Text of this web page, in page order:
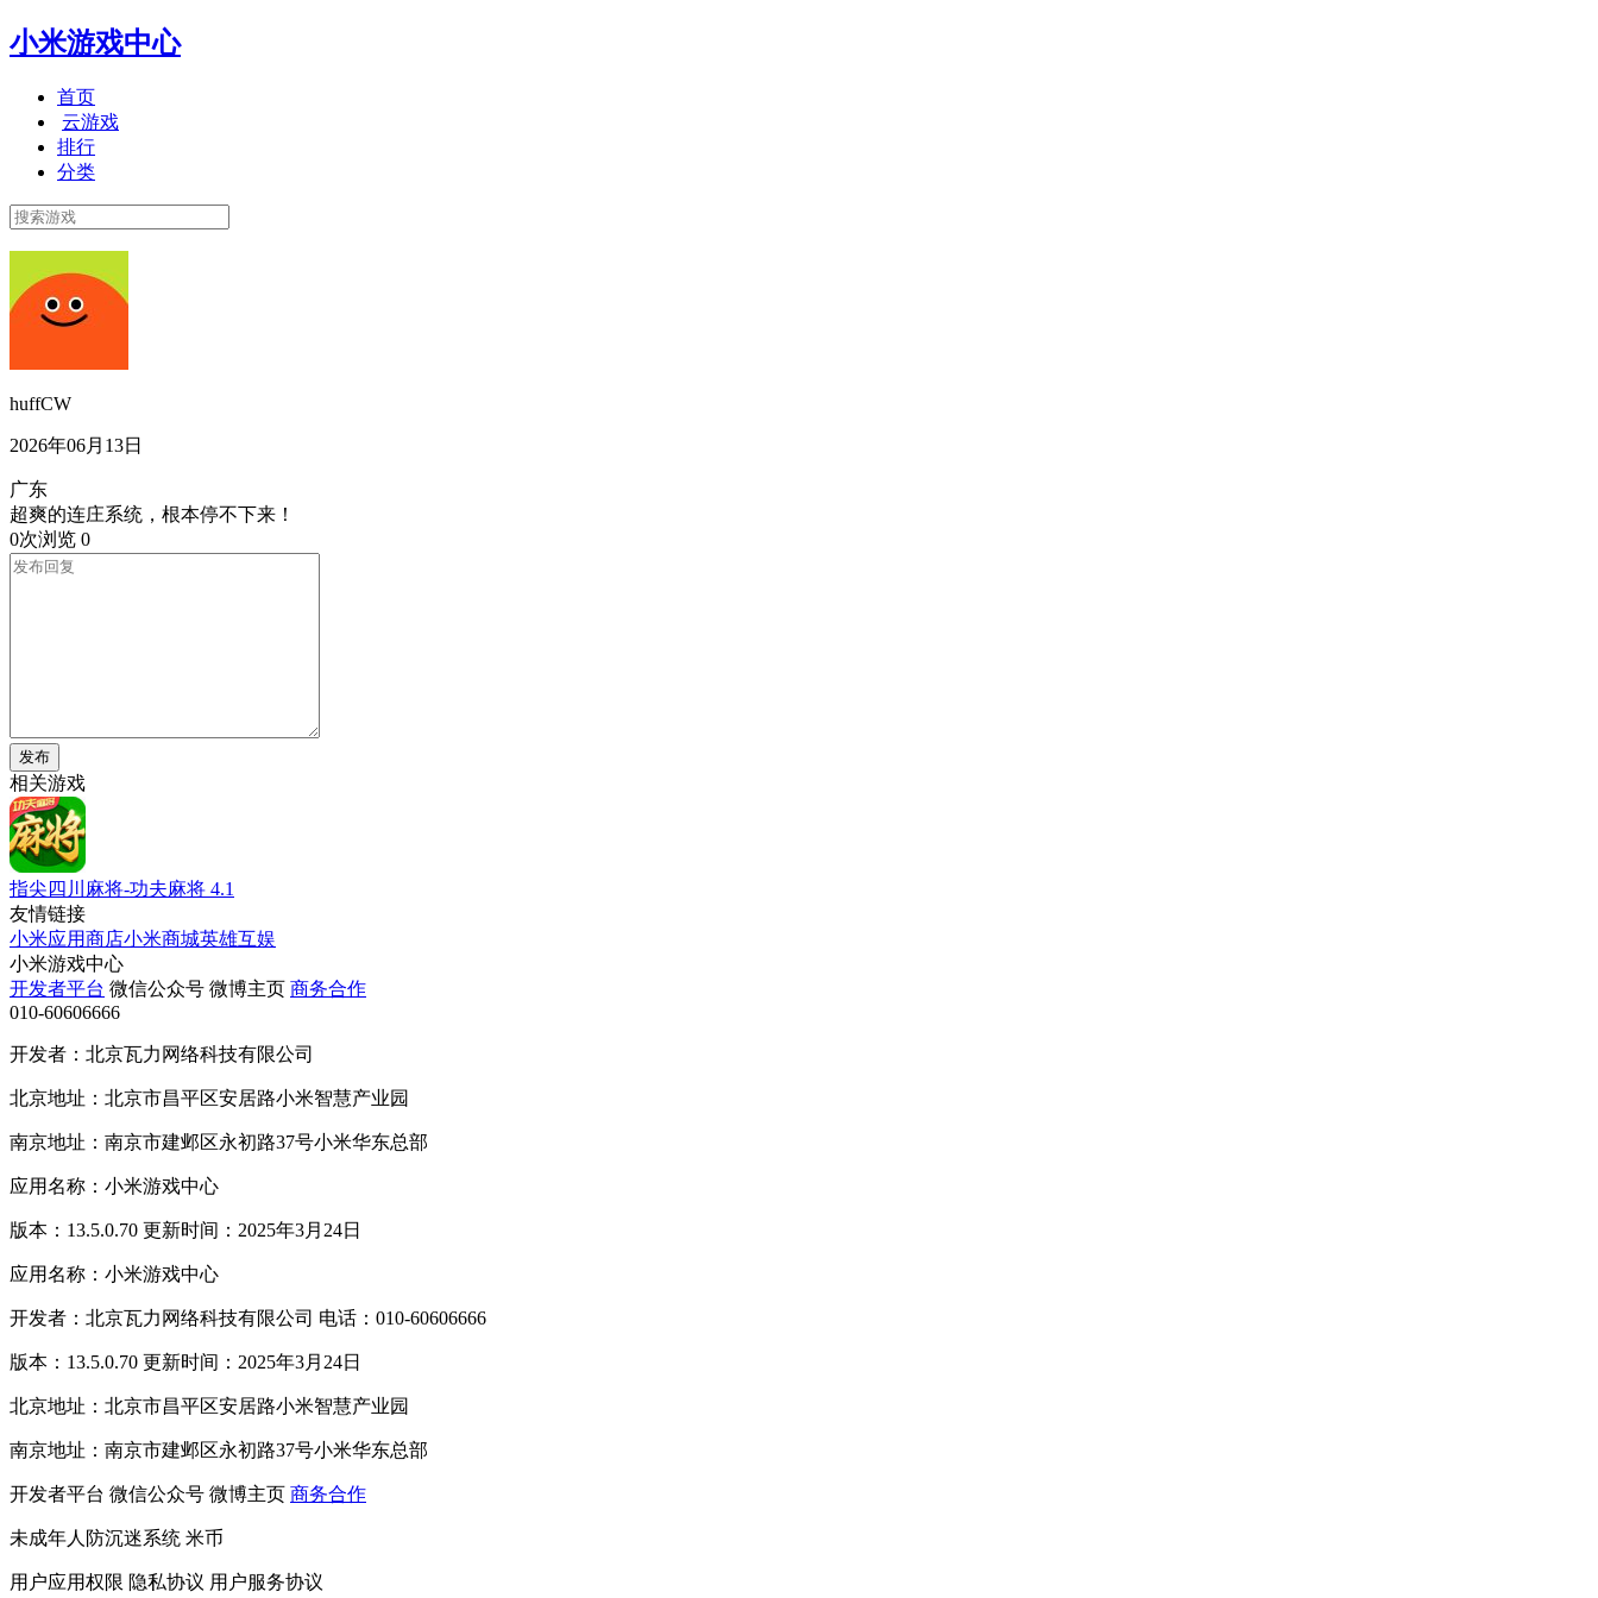
小米游戏中心
首页
云游戏
排行
分类
huffCW
2026年06月13日
广东
超爽的连庄系统，根本停不下来！
0次浏览 0
发布
相关游戏
指尖四川麻将-功夫麻将 4.1
友情链接
小米应用商店小米商城英雄互娱
小米游戏中心
开发者平台 微信公众号 微博主页 商务合作
010-60606666
开发者：北京瓦力网络科技有限公司
北京地址：北京市昌平区安居路小米智慧产业园
南京地址：南京市建邺区永初路37号小米华东总部
应用名称：小米游戏中心
版本：13.5.0.70 更新时间：2025年3月24日
应用名称：小米游戏中心
开发者：北京瓦力网络科技有限公司 电话：010-60606666
版本：13.5.0.70 更新时间：2025年3月24日
北京地址：北京市昌平区安居路小米智慧产业园
南京地址：南京市建邺区永初路37号小米华东总部
开发者平台 微信公众号 微博主页 商务合作
未成年人防沉迷系统 米币
用户应用权限 隐私协议 用户服务协议